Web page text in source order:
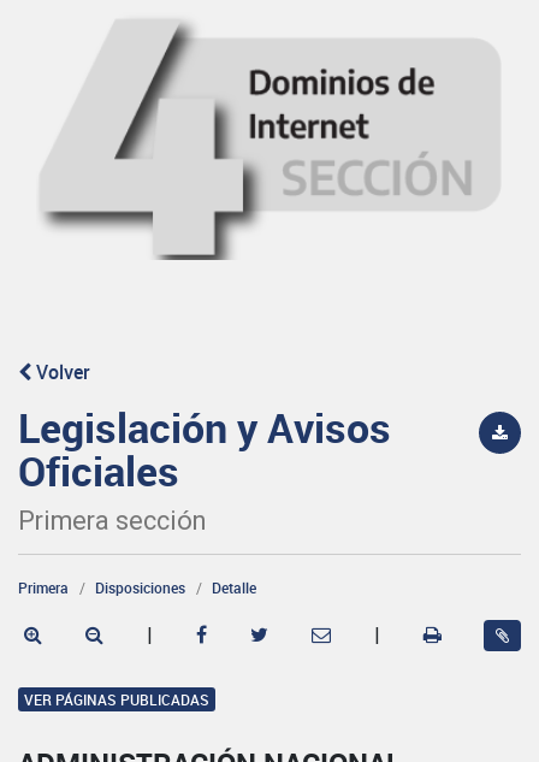
Volver
Legislación y Avisos
Oficiales
Primera sección
Primera Disposiciones Detalle
| |
VER PÁGINAS PUBLICADAS